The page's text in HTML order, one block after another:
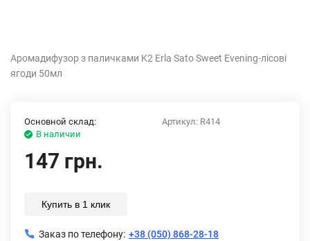
Аромадифузор з паличками K2 Erla Sato Sweet Evening-лісові
ягоди 50мл
Артикул: R414
Основной склад:
В наличии
147 грн.
Купить в 1 клик
Заказ по телефону: +38 (050) 868-28-18